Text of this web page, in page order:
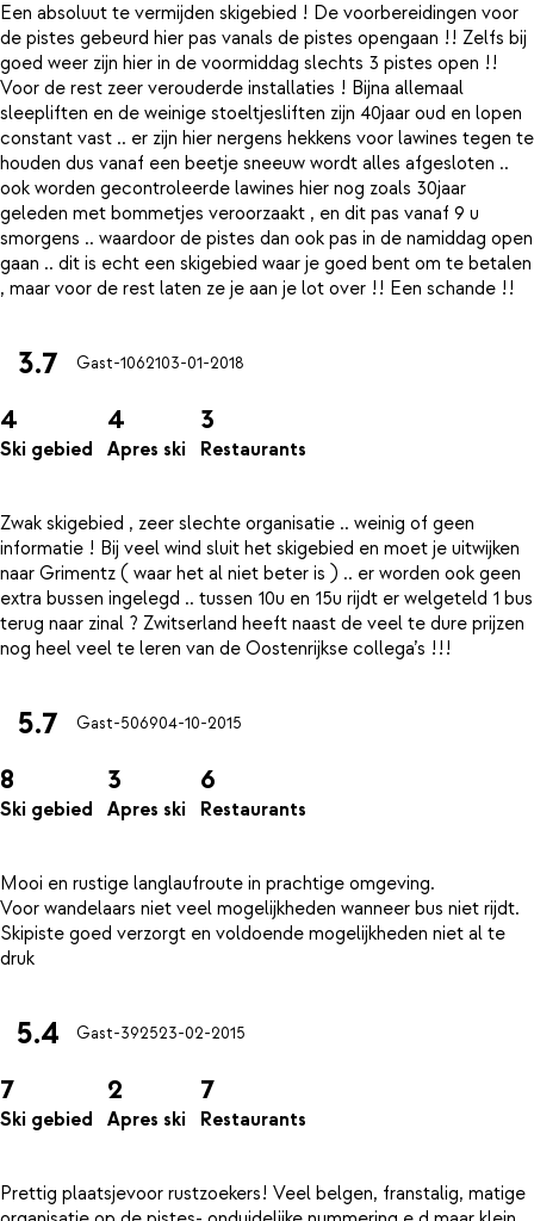
Een absoluut te vermijden skigebied ! De voorbereidingen voor
de pistes gebeurd hier pas vanals de pistes opengaan !! Zelfs bij
goed weer zijn hier in de voormiddag slechts 3 pistes open !!
Voor de rest zeer verouderde installaties ! Bijna allemaal
sleepliften en de weinige stoeltjesliften zijn 40jaar oud en lopen
constant vast .. er zijn hier nergens hekkens voor lawines tegen te
houden dus vanaf een beetje sneeuw wordt alles afgesloten ..
ook worden gecontroleerde lawines hier nog zoals 30jaar
geleden met bommetjes veroorzaakt , en dit pas vanaf 9 u
smorgens .. waardoor de pistes dan ook pas in de namiddag open
gaan .. dit is echt een skigebied waar je goed bent om te betalen
3.7 Gast-1062103-01-2018
4
Ski gebied
4
Apres ski
3
Restaurants
Zwak skigebied , zeer slechte organisatie .. weinig of geen
informatie ! Bij veel wind sluit het skigebied en moet je uitwijken
naar Grimentz ( waar het al niet beter is ) .. er worden ook geen
extra bussen ingelegd .. tussen 10u en 15u rijdt er welgeteld 1 bus
terug naar zinal ? Zwitserland heeft naast de veel te dure prijzen
5.7 Gast-506904-10-2015
8
Ski gebied
3
Apres ski
6
Restaurants
Mooi en rustige langlaufroute in prachtige omgeving.
Voor wandelaars niet veel mogelijkheden wanneer bus niet rijdt.
Skipiste goed verzorgt en voldoende mogelijkheden niet al te
5.4 Gast-392523-02-2015
7
Ski gebied
2
Apres ski
7
Restaurants
Prettig plaatsjevoor rustzoekers! Veel belgen, franstalig, matige